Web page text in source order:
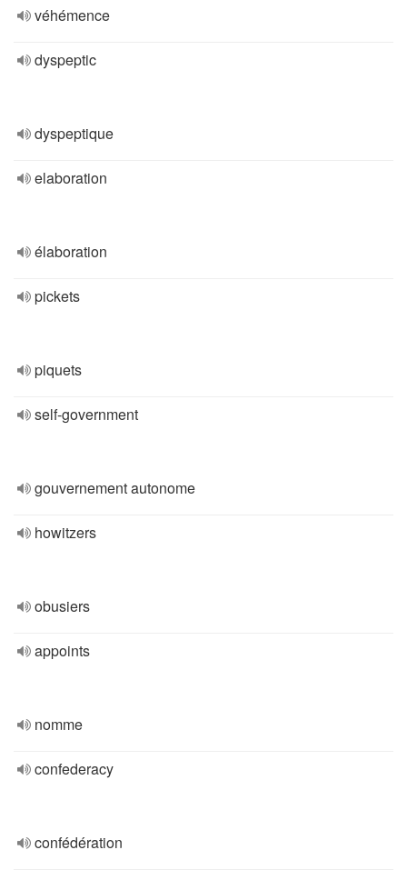
véhémence
dyspeptic
dyspeptique
elaboration
élaboration
pickets
piquets
self-government
gouvernement autonome
howitzers
obusiers
appoints
nomme
confederacy
confédération